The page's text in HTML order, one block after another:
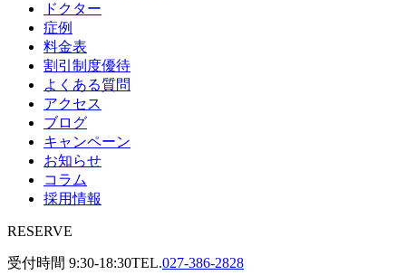
ドクター
症例
料金表
割引制度優待
よくある質問
アクセス
ブログ
キャンペーン
お知らせ
コラム
採用情報
RESERVE
受付時間 9:30-18:30TEL.027-386-2828